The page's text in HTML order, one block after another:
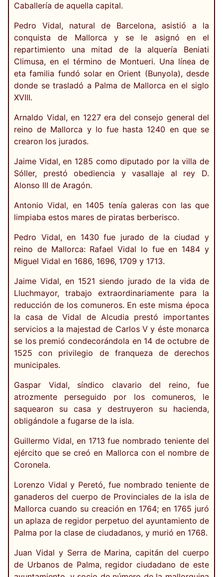
Caballería de aquella capital.
Pedro Vidal, natural de Barcelona, asistió a la
conquista de Mallorca y se le asignó en el
repartimiento una mitad de la alquería Beniati
Climusa, en el término de Montueri. Una línea de
eta familia fundó solar en Orient (Bunyola), desde
donde se trasladó a Palma de Mallorca en el siglo
XVIII.
Arnaldo Vidal, en 1227 era del consejo general del
reino de Mallorca y lo fue hasta 1240 en que se
crearon los jurados.
Jaime Vidal, en 1285 como diputado por la villa de
Sóller, prestó obediencia y vasallaje al rey D.
Alonso III de Aragón.
Antonio Vidal, en 1405 tenía galeras con las que
limpiaba estos mares de piratas berberisco.
Pedro Vidal, en 1430 fue jurado de la ciudad y
reino de Mallorca: Rafael Vidal lo fue en 1484 y
Miguel Vidal en 1686, 1696, 1709 y 1713.
Jaime Vidal, en 1521 siendo jurado de la vida de
Lluchmayor, trabajo extraordinariamente para la
reducción de los comuneros. En este misma época
la casa de Vidal de Alcudia prestó importantes
servicios a la majestad de Carlos V y éste monarca
se los premió condecorándola en 14 de octubre de
1525 con privilegio de franqueza de derechos
municipales.
Gaspar Vidal, síndico clavario del reino, fue
atrozmente perseguido por los comuneros, le
saquearon su casa y destruyeron su hacienda,
obligándole a fugarse de la isla.
Guillermo Vidal, en 1713 fue nombrado teniente del
ejército que se creó en Mallorca con el nombre de
Coronela.
Lorenzo Vidal y Peretó, fue nombrado teniente de
ganaderos del cuerpo de Provinciales de la isla de
Mallorca cuando su creación en 1764; en 1765 juró
un aplaza de regidor perpetuo del ayuntamiento de
Palma por la clase de ciudadanos, y murió en 1768.
Juan Vidal y Serra de Marina, capitán del cuerpo
de Urbanos de Palma, regidor ciudadano de este